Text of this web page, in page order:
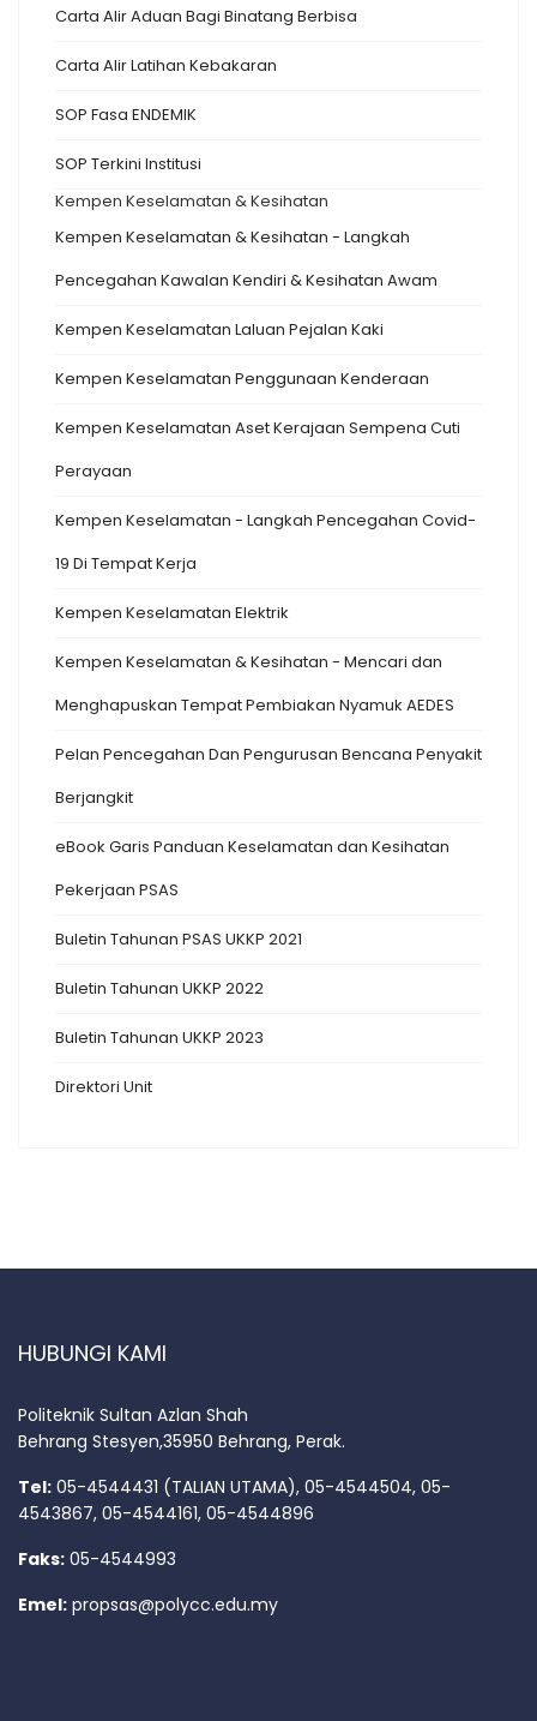
Carta Alir Aduan Bagi Binatang Berbisa
Carta Alir Latihan Kebakaran
SOP Fasa ENDEMIK
SOP Terkini Institusi
Kempen Keselamatan & Kesihatan
Kempen Keselamatan & Kesihatan - Langkah
Pencegahan Kawalan Kendiri & Kesihatan Awam
Kempen Keselamatan Laluan Pejalan Kaki
Kempen Keselamatan Penggunaan Kenderaan
Kempen Keselamatan Aset Kerajaan Sempena Cuti
Perayaan
Kempen Keselamatan - Langkah Pencegahan Covid-
19 Di Tempat Kerja
Kempen Keselamatan Elektrik
Kempen Keselamatan & Kesihatan - Mencari dan
Menghapuskan Tempat Pembiakan Nyamuk AEDES
Pelan Pencegahan Dan Pengurusan Bencana Penyakit
Berjangkit
eBook Garis Panduan Keselamatan dan Kesihatan
Pekerjaan PSAS
Buletin Tahunan PSAS UKKP 2021
Buletin Tahunan UKKP 2022
Buletin Tahunan UKKP 2023
Direktori Unit
HUBUNGI KAMI
Politeknik Sultan Azlan Shah
Behrang Stesyen,35950 Behrang, Perak.
Tel: 05-4544431 (TALIAN UTAMA), 05-4544504, 05-
4543867, 05-4544161, 05-4544896
Faks: 05-4544993
Emel: propsas@polycc.edu.my